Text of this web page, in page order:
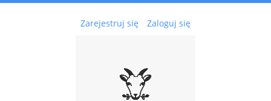
Zarejestruj się Zaloguj się